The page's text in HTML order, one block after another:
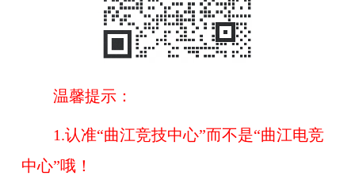
温馨提示：
1.认准“曲江竞技中心”而不是“曲江电竞
中心”哦！